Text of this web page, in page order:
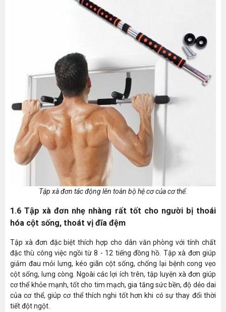
Tập xà đơn tác động lên toàn bộ hệ cơ của cơ thể.
1.6 Tập xà đơn nhẹ nhàng rất tốt cho người bị thoái
hóa cột sống, thoát vị đĩa đệm
Tập xà đơn đặc biệt thích hợp cho dân văn phòng với tính chất
đặc thù công việc ngồi từ 8 - 12 tiếng đồng hồ. Tập xà đơn giúp
giảm đau mỏi lưng, kéo giãn cột sống, chống lại bệnh cong vẹo
cột sống, lưng còng. Ngoài các lợi ích trên, tập luyện xà đơn giúp
cơ thể khỏe mạnh, tốt cho tim mạch, gia tăng sức bền, độ dẻo dai
của cơ thể, giúp cơ thể thích nghi tốt hơn khi có sự thay đổi thời
tiết đột ngột.